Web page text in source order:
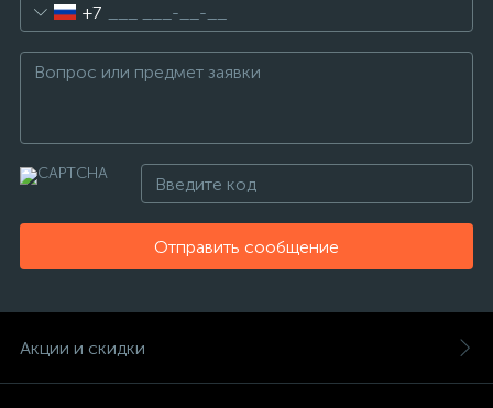
+7
Отправить сообщение
Акции и скидки